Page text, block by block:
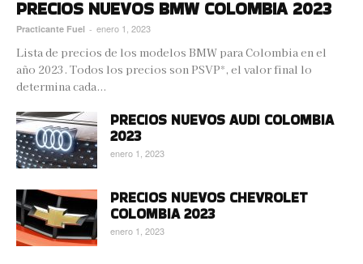
PRECIOS NUEVOS BMW COLOMBIA 2023
Practicante Fuel - enero 1, 2023
Lista de precios de los modelos BMW para Colombia en el
año 2023. Todos los precios son PSVP*, el valor final lo
determina cada...
PRECIOS NUEVOS AUDI COLOMBIA
2023
enero 1, 2023
PRECIOS NUEVOS CHEVROLET
COLOMBIA 2023
enero 1, 2023